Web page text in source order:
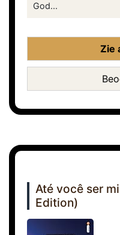
God...
Zie
Até você ser
Edition)